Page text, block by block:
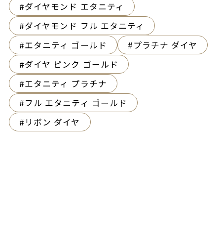
ダイヤモンド エタニティ
ダイヤモンド フル エタニティ
エタニティ ゴールド
プラチナ ダイヤ
ダイヤ ピンク ゴールド
エタニティ プラチナ
フル エタニティ ゴールド
リボン ダイヤ